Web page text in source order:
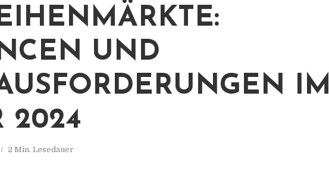
UND
IM
2024
2 Min. Lesedauer